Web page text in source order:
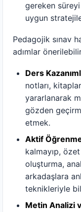
gereken
uygun
Pedagojik sınav
adımlar
Ders
notları,
yararlanarak
gözden
etmek.
Aktif
kalmayıp,
oluşturma,
arkadaşlara
teknikleriyle
Metin Analizi